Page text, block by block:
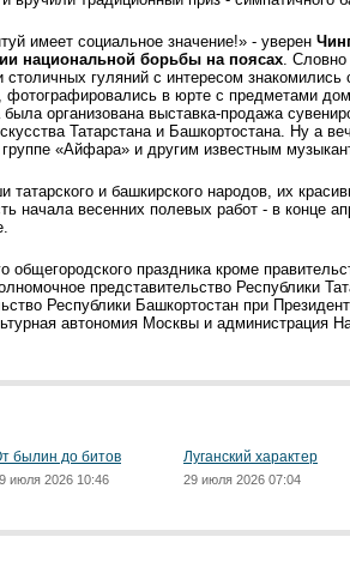
имеет социальное значение!» - уверен
национальной борьбы на поясах. Словно
столичных гуляний с интересом знакомились
фотографировались в юрте с предметами
была организована выставка-продажа
Татарстана и Башкортостана. Ну а
«Айфара» и другим известным
татарского и башкирского народов, их
начала весенних полевых работ - в конце
общегородского праздника кроме
представительство Республики
Республики Башкортостан при
автономия Москвы и администрация
былин до битов
июля 2026 10:46
Луганский характер
29 июля 2026 07:04